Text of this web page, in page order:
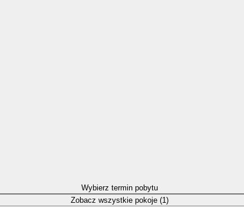
Wybierz termin pobytu
Zobacz wszystkie pokoje (1)